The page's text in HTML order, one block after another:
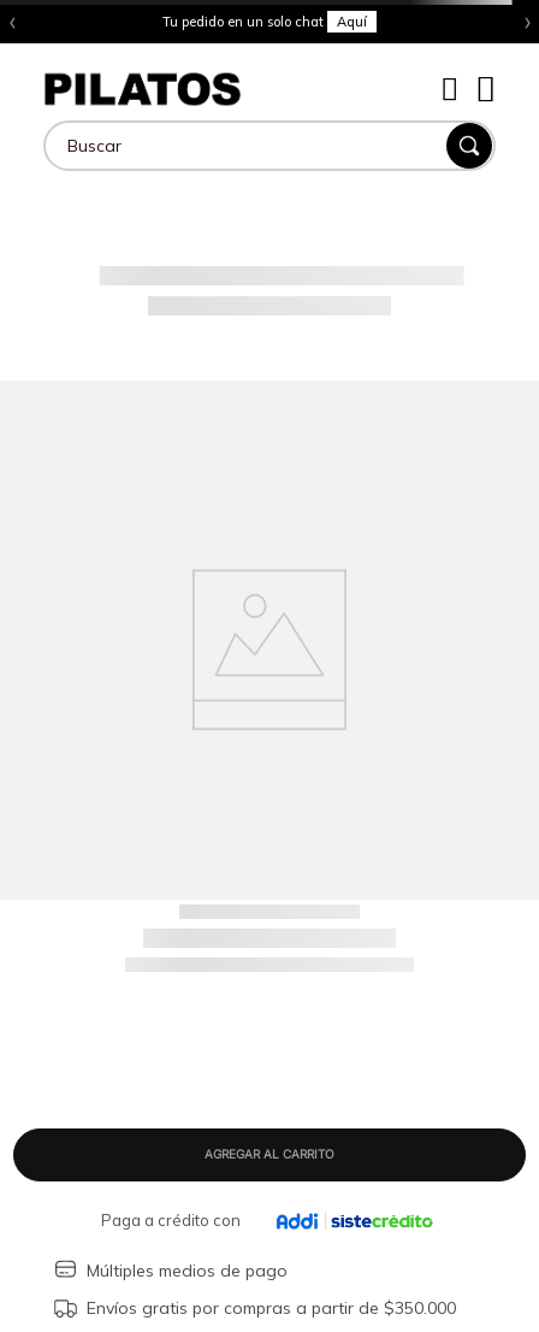
‹ Tu pedido en un solo chat Aquí ›
Buscar
Paga a crédito con
Múltiples medios de pago
Envíos gratis por compras a partir de $350.000